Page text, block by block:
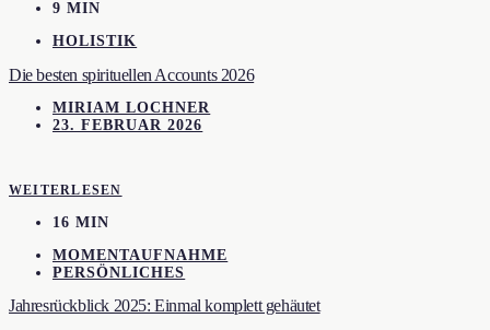
9 MIN
HOLISTIK
Die besten spirituellen Accounts 2026
MIRIAM LOCHNER
23. FEBRUAR 2026
WEITERLESEN
16 MIN
MOMENTAUFNAHME
PERSÖNLICHES
Jahresrückblick 2025: Einmal komplett gehäutet